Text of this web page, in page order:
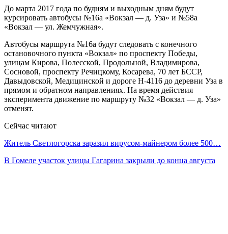
До марта 2017 года по будням и выходным дням будут
курсировать автобусы №16а «Вокзал — д. Уза» и №58а
«Вокзал — ул. Жемчужная».
Автобусы маршрута №16а будут следовать с конечного
остановочного пункта «Вокзал» по проспекту Победы,
улицам Кирова, Полесской, Продольной, Владимирова,
Сосновой, проспекту Речицкому, Косарева, 70 лет БССР,
Давыдовской, Медицинской и дороге Н-4116 до деревни Уза в
прямом и обратном направлениях. На время действия
эксперимента движение по маршруту №32 «Вокзал — д. Уза»
отменят.
Сейчас читают
Житель Светлогорска заразил вирусом-майнером более 500…
В Гомеле участок улицы Гагарина закрыли до конца августа